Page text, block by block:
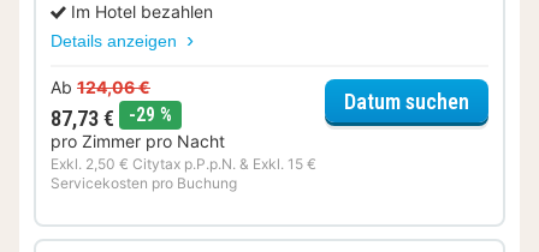
Im Hotel bezahlen
Details anzeigen
Ab 124,06 €
87,73 € -29 %
pro Zimmer pro Nacht
Exkl. 2,50 € Citytax p.P.p.N. & Exkl. 15 €
Servicekosten pro Buchung
Datum suchen